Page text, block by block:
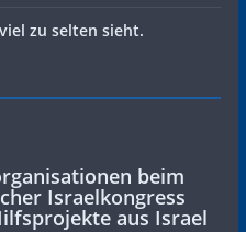
zu selten sieht.
beim
Israelkongress
aus Israel